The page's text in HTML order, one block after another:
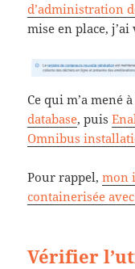
d’administration
mise en place, j’ai
Ce qui m’a mené
database, puis
Omnibus
Pour rappel,mon
containerisée
Vérifier